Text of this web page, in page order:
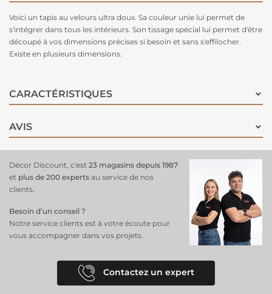
Voici un tapis au velours ultra doux. Sa couleur unie lui permet de
s'intégrer dans tous les intérieurs. Son tissage spécial lui permet d'être
découpé à vos dimensions précises si besoin et sans s'effilocher.
Existe en plusieurs dimensions.
CARACTÉRISTIQUES
AVIS
Décor Discount, c'est 23 magasins depuis 1987
et plus de 200 experts au service de nos
clients.
Besoin d’un conseil ?
Notre service clients est à votre écoute pour
vous accompagner dans vos projets.
Contactez un expert